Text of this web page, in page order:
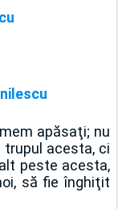
apăsaţi; nu
acesta, ci
peste acesta,
să fie înghiţit